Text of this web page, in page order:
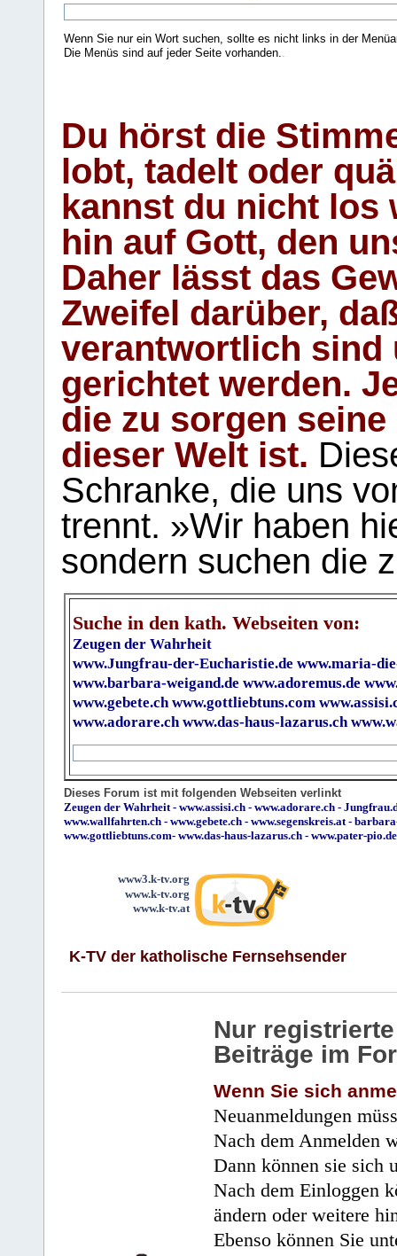
Wenn Sie nur ein Wort suchen, sollte es nicht links in der
Die Menüs sind auf jeder Seite vorhanden..
Du hörst die
lobt, tadelt oder
kannst du nicht los
hin auf Gott, den
Daher lässt das
Zweifel darüber,
verantwortlich sind
gerichtet werden.
die zu sorgen
dieser Welt ist.
Schranke, die uns
trennt. »Wir haben
sondern suchen die
Suche in den kath. Webseiten von:
Zeugen der Wahrheit
www.Jungfrau-der-Eucharistie.de www.maria-
www.barbara-weigand.de www.adoremus.de
www.gebete.ch www.gottliebtuns.com
www.adorare.ch www.das-haus-lazarus.ch
Dieses Forum ist mit folgenden Webseiten verlinkt
Zeugen der Wahrheit- www.assisi.ch - www.adorare.ch -
www.wallfahrten.ch - www.gebete.ch - www.segenskreis.at-
www.gottliebtuns.com- www.das-haus-lazarus.ch - www.pater-pio.de
www3.k-tv.org
www.k-tv.org
www.k-tv.at
K-TV der katholische Fernsehsender
Nur
Beiträge im
Wenn Sie sich
Neuanmeldungen
Nach dem Anmelden
Dann können sie sich
Nach dem Einloggen
ändern oder weitere
Ebenso können Sie